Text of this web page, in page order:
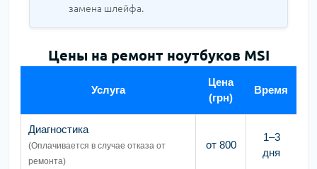
замена шлейфа.
Цены на ремонт ноутбуков MSI
Услуга
Цена
(грн)
Время
Диагностика
(Оплачивается в случае отказа от
ремонта)
от 800
1–3
дня